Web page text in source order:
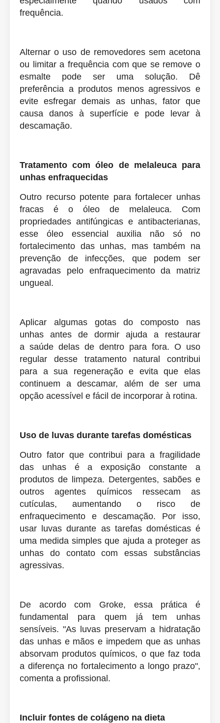
frequência.
Alternar o uso de removedores sem acetona
ou limitar a frequência com que se remove o
esmalte pode ser uma solução. Dê
preferência a produtos menos agressivos e
evite esfregar demais as unhas, fator que
causa danos à superfície e pode levar à
descamação.
Tratamento com óleo de melaleuca para
unhas enfraquecidas
Outro recurso potente para fortalecer unhas
fracas é o óleo de melaleuca. Com
propriedades antifúngicas e antibacterianas,
esse óleo essencial auxilia não só no
fortalecimento das unhas, mas também na
prevenção de infecções, que podem ser
agravadas pelo enfraquecimento da matriz
ungueal.
Aplicar algumas gotas do composto nas
unhas antes de dormir ajuda a restaurar
a saúde delas de dentro para fora. O uso
regular desse tratamento natural contribui
para a sua regeneração e evita que elas
continuem a descamar, além de ser uma
opção acessível e fácil de incorporar à rotina.
Uso de luvas durante tarefas domésticas
Outro fator que contribui para a fragilidade
das unhas é a exposição constante a
produtos de limpeza. Detergentes, sabões e
outros agentes químicos ressecam as
cutículas, aumentando o risco de
enfraquecimento e descamação. Por isso,
usar luvas durante as tarefas domésticas é
uma medida simples que ajuda a proteger as
unhas do contato com essas substâncias
agressivas.
De acordo com Groke, essa prática é
fundamental para quem já tem unhas
sensíveis. "As luvas preservam a hidratação
das unhas e mãos e impedem que as unhas
absorvam produtos químicos, o que faz toda
a diferença no fortalecimento a longo prazo",
comenta a profissional.
Incluir fontes de colágeno na dieta